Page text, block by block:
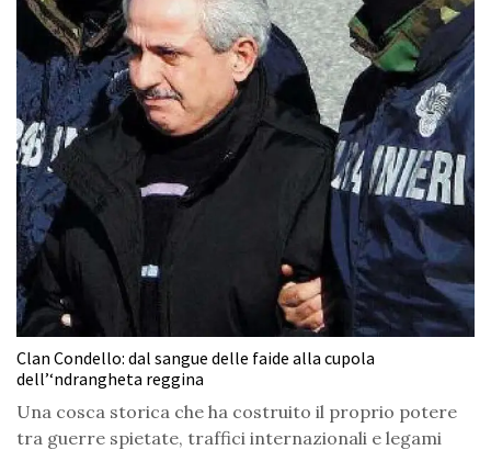
Clan Condello: dal sangue delle faide alla cupola
dell’‘ndrangheta reggina
Una cosca storica che ha costruito il proprio potere
tra guerre spietate, traffici internazionali e legami